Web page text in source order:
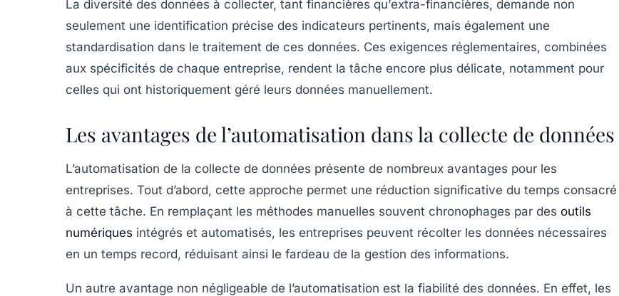
La diversité des données à collecter, tant financières qu’extra-financières, demande non
seulement une identification précise des indicateurs pertinents, mais également une
standardisation dans le traitement de ces données. Ces exigences réglementaires, combinées
aux spécificités de chaque entreprise, rendent la tâche encore plus délicate, notamment pour
celles qui ont historiquement géré leurs données manuellement.
Les avantages de l’automatisation dans la collecte de données
L’automatisation de la collecte de données présente de nombreux avantages pour les
entreprises. Tout d’abord, cette approche permet une réduction significative du temps consacré
à cette tâche. En remplaçant les méthodes manuelles souvent chronophages par des outils
numériques intégrés et automatisés, les entreprises peuvent récolter les données nécessaires
en un temps record, réduisant ainsi le fardeau de la gestion des informations.
Un autre avantage non négligeable de l’automatisation est la fiabilité des données. En effet, les